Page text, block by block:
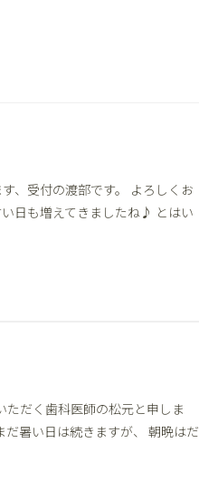
、受付の渡部です。 よろしくお
日も増えてきましたね♪ とはい
ただく歯科医師の松元と申しま
暑い日は続きますが、 朝晩はだ